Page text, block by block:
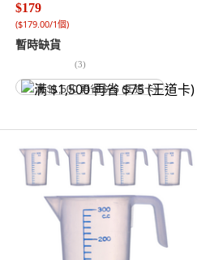
$179
($179.00/1個)
暫時缺貨
(3)
满 $1,500 再省 $75 (王道卡)